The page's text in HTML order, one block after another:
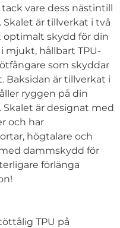
vare dess nästintill
är tillverkat i två
optimalt skydd för din
mjukt, hållbart TPU-
som skyddar
är tillverkat i
ryggen på din
Skalet är designat med
och har
högtalare och
dammskydd för
förlänga
TPU på